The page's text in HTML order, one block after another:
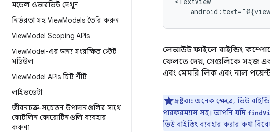
মডেল ওভারভিউ দেখুন
নির্ভরতা সহ ViewModels তৈরি করুন
ViewModel Scoping APIs
ViewModel-এর জন্য সংরক্ষিত স্টেট
মডিউল
ViewModel APIs চিট শীট
লাইভডেটা
জীবনচক্র-সচেতন উপাদানগুলির সাথে
কোটলিন কোরোটিনগুলি ব্যবহার
করুন৷
লেআউট ফাইলে বাইন্ডিং
ফেলতে দেয়, সেগুলিকে সহজ
এবং মেমরি লিক এবং নাল
দ্রষ্টব্য: অনেক ক্ষেত্রে, ভিউ
পারফরম্যান্স সহ। আপনি যদি
ভিউ বাইন্ডিং ব্যবহার করার কথা